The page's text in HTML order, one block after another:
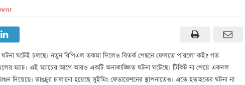
ঘটনা ঘটেই চলছে। নতুন বিপিএল তকমা দিলেও বিতর্ক পেছনে ফেলতে পারলো কই? গত
ম্যাচ। এই ম্যাচের আগে আরও একটি অনাকাঙ্ক্ষিত ঘটনা ঘটেছে। টিকিট না পেয়ে একদল
দিয়েছে। ভাঙচুর চালানো হয়েছে সুইমিং ফেডারেশনের স্থাপনাতেও। এতে হতাহতের ঘটনা না